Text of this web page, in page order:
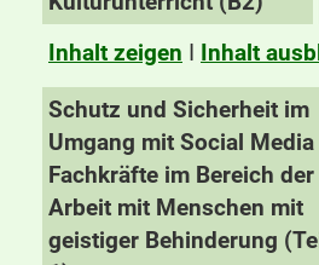
Inhalt zeigen I Inhalt
Schutz und Sicherheit im
Umgang mit Social
Fachkräfte im Bereich der
Arbeit mit Menschen mit
geistiger Behinderung